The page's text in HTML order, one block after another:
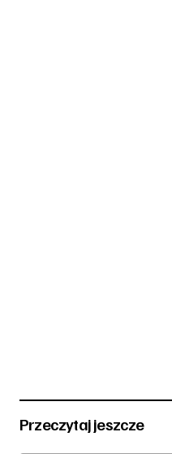
Przeczytaj jeszcze